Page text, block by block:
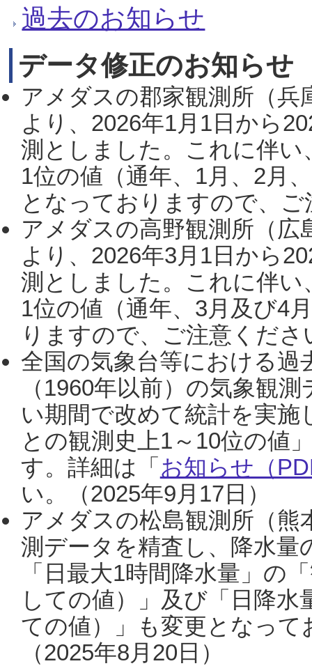
過去のお知らせ
データ修正のお知らせ
アメダスの郡家観測所（
より、2026年1月1日から
測としました。これに伴い
1位の値（通年、1月、2月
となっておりますので、
アメダスの高野観測所（
より、2026年3月1日から
測としました。これに伴い
1位の値（通年、3月及び4
りますので、ご注意くだ
全国の気象台等における過
（1960年以前）の気象観
い期間で改めて統計を実
との観測史上1～10位の値
す。詳細は「 お知らせ（
い。（2025年9月17日）
アメダスの松島観測所（熊
測データを精査し、降水
「日最大1時間降水量」の
しての値）」及び「日降
ての値）」も変更となっ
（2025年8月20日）